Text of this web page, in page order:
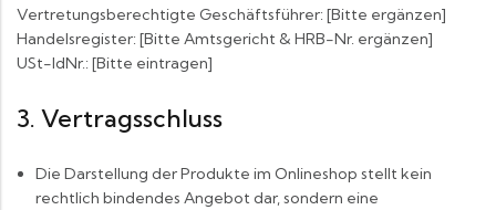
Vertretungsberechtigte Geschäftsführer: [Bitte ergänzen]
Handelsregister: [Bitte Amtsgericht & HRB-Nr. ergänzen]
USt-IdNr.: [Bitte eintragen]
3. Vertragsschluss
Die Darstellung der Produkte im Onlineshop stellt kein
rechtlich bindendes Angebot dar, sondern eine